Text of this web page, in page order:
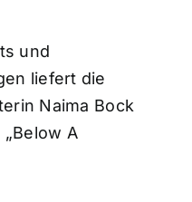
und
liefert die
Naima Bock
A